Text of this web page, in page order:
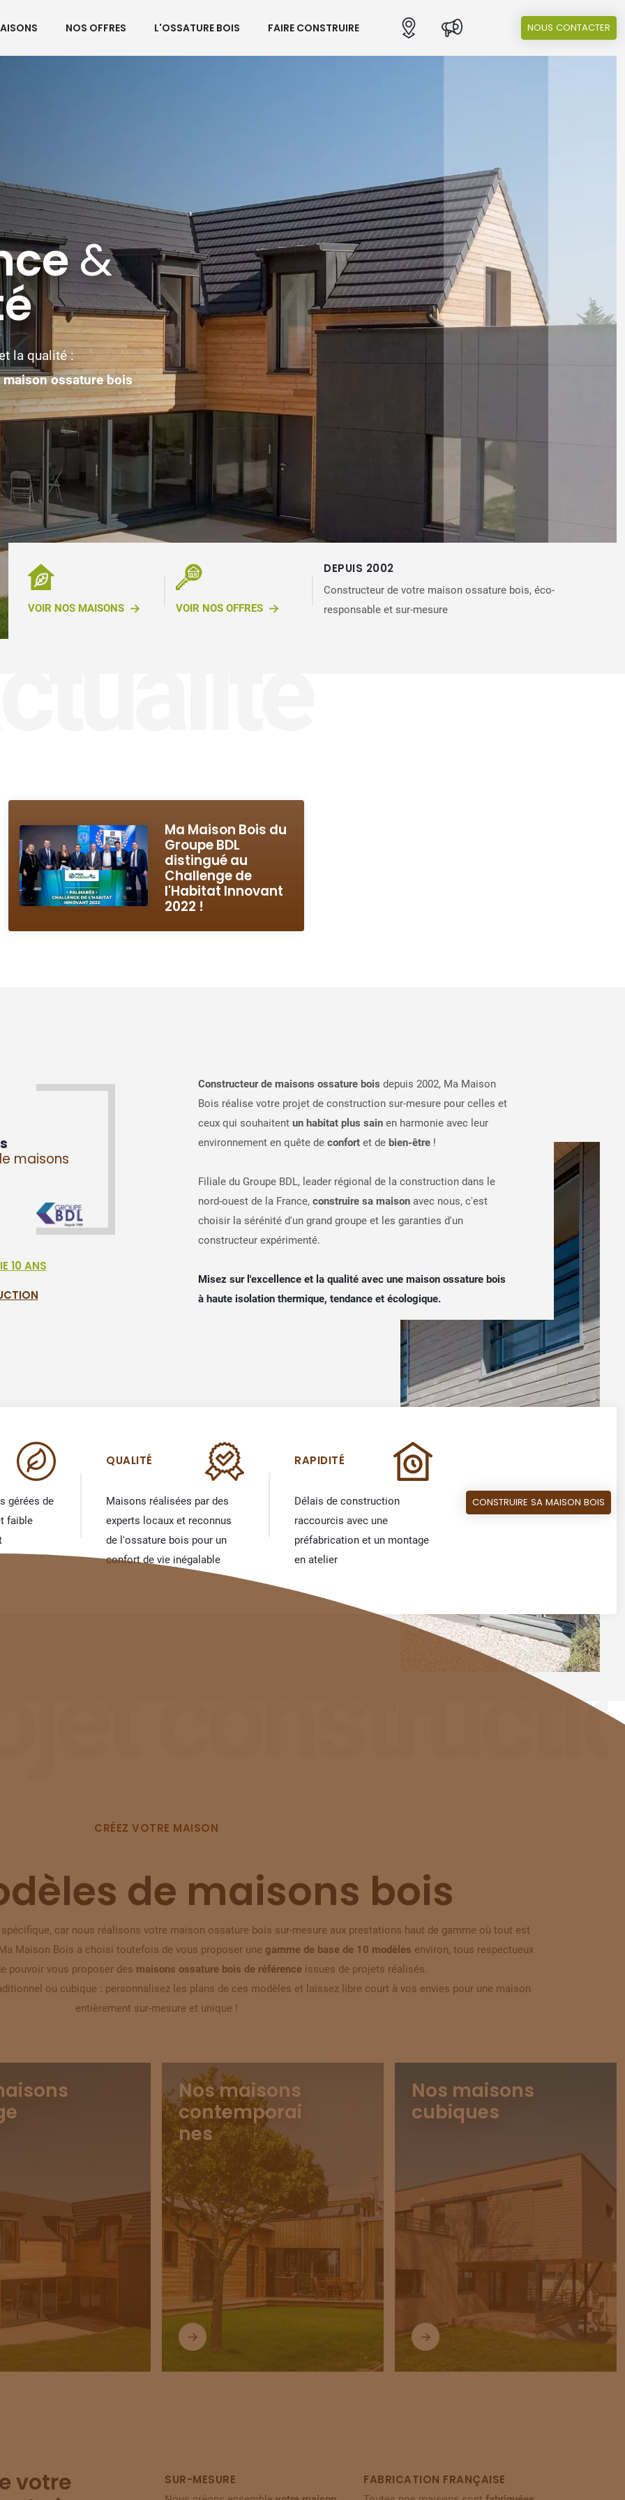
NOS OFFRES L'OSSATURE BOIS FAIRE CONSTRUIRE NOUS CONTACTER
&
la qualité :
maison ossature bois
future maison :
boisau
VOIR NOS MAISONS VOIR NOS OFFRES
DEPUIS 2002
Constructeur de votre maison ossature bois, éco-
responsable et sur-mesure
Ma Maison Bois du
Groupe BDL
distingué au
Challenge de
l'Habitat Innovant
2022 !
maisons
10 ANS
Constructeur de maisons ossature bois depuis 2002, Ma Maison
Bois réalise votre projet de construction sur-mesure pour celles et
ceux qui souhaitent un habitat plus sainen harmonie avec leur
environnement en quête de confortet de bien-être!
Filiale du Groupe BDL, leader régional de la construction dans le
nord-ouest de la France, construire sa maisonavec nous, c'est
choisir la sérénité d'un grand groupe et les garanties d'un
constructeur expérimenté.
Misez sur l'excellence et la qualité avec une maison ossature bois
à haute isolation thermique, tendance et écologique.
gérées de
faible
QUALITÉ
Maisons réalisées par des
experts locaux et reconnus
de l'ossature bois pour un
confort de vie inégalable
RAPIDITÉ
Délais de construction
raccourcis avec une
préfabrication et un montage
en atelier
CONSTRUIRE SA MAISON BOIS
CRÉEZ VOTRE MAISON
de maisons bois
car nous réalisons votre maison ossature bois sur-mesure aux prestations haut de gamme où tout est
Maison Bois a choisi toutefois de vous proposer une gamme de base de 10 modèles environ, tous respectueux
pouvoir vous proposer des maisons ossature bois de référence issues de projets réalisés.
ou cubique : personnalisez les plans de ces modèles et laissez libre court à vos envies pour une maison
entièrement sur-mesure et unique !
Nos maisons
contemporai
nes
Nos maisons
cubiques
votre
SUR-MESURE FABRICATION FRANÇAISE